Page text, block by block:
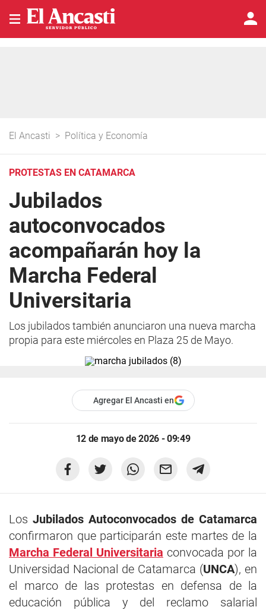
El Ancasti > Política y Economía
PROTESTAS EN CATAMARCA
Jubilados
autoconvocados
acompañarán hoy la
Marcha Federal
Universitaria
Los jubilados también anunciaron una nueva marcha
propia para este miércoles en Plaza 25 de Mayo.
Agregar El Ancasti en
12 de mayo de 2026 - 09:49
Los Jubilados Autoconvocados de Catamarca
confirmaron que participarán este martes de la
Marcha Federal Universitaria convocada por la
Universidad Nacional de Catamarca (UNCA), en
el marco de las protestas en defensa de la
educación pública y del reclamo salarial